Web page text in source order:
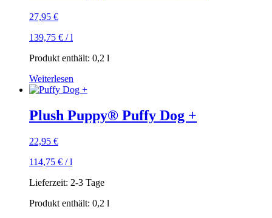
27,95 €
139,75 € /l
Produkt enthält: 0,2 l
Weiterlesen
Plush Puppy® Puffy Dog +
22,95 €
114,75 € /l
Lieferzeit: 2-3 Tage
Produkt enthält: 0,2 l